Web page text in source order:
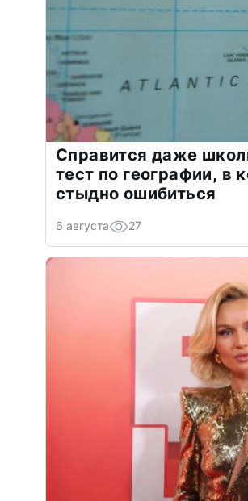
Справится даже
тест по географии, в
стыдно ошибиться
6 августа 27